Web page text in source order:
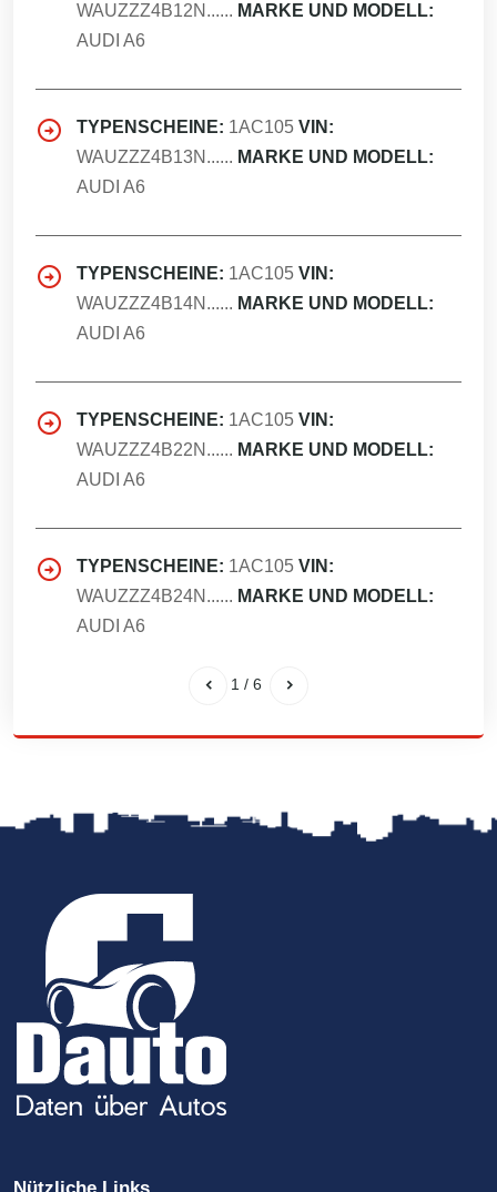
WAUZZZ4B12N...... MARKE UND MODELL:
AUDI A6
TYPENSCHEINE: 1AC105 VIN:
WAUZZZ4B13N...... MARKE UND MODELL:
AUDI A6
TYPENSCHEINE: 1AC105 VIN:
WAUZZZ4B14N...... MARKE UND MODELL:
AUDI A6
TYPENSCHEINE: 1AC105 VIN:
WAUZZZ4B22N...... MARKE UND MODELL:
AUDI A6
TYPENSCHEINE: 1AC105 VIN:
WAUZZZ4B24N...... MARKE UND MODELL:
AUDI A6
1 / 6